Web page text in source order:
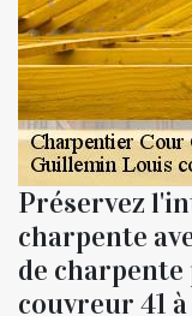
Préservez
charpente
de
couvreur 41